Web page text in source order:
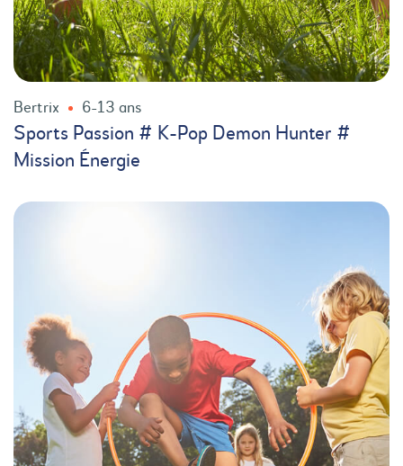
Bertrix 6-13 ans
Sports Passion # K-Pop Demon Hunter #
Mission Énergie